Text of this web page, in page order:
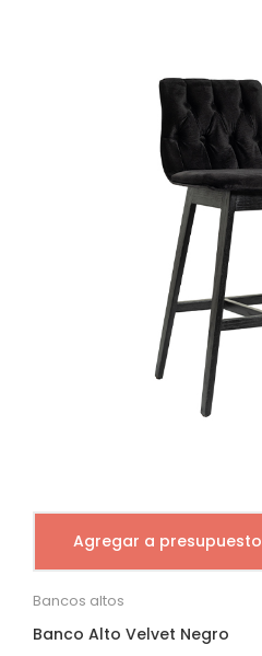
Agregar a presupuesto
Bancos altos
Banco Alto Velvet Negro